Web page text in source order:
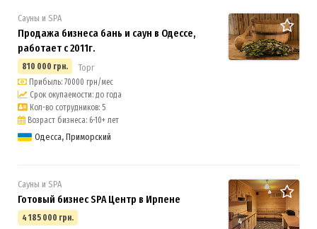
Сауны и SPA
Продажа бизнеса бань и саун в Одессе,
работает с 2011г.
810 000 грн. Торг
Прибыль: 70000 грн/мес
Срок окупаемости: до года
Кол-во сотрудников: 5
Возраст бизнеса: 6-10+ лет
Одесса, Приморский
4
Сауны и SPA
Готовый бизнес SPA Центр в Ирпене
4 185 000 грн.